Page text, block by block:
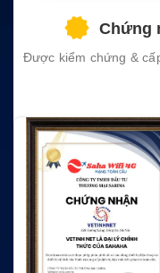
Chứng
Được kiểm chứng &